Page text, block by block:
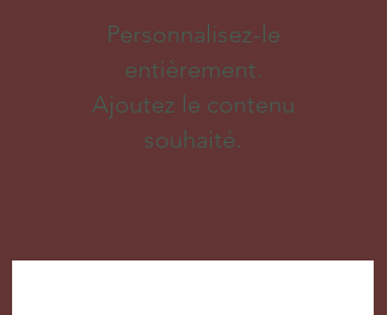
Personnalisez-le
entièrement.
Ajoutez le contenu
souhaité.